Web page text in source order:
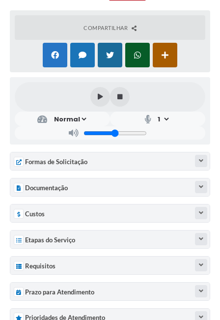
COMPARTILHAR
Formas de Solicitação
Documentação
Custos
Etapas do Serviço
Requisitos
Prazo para Atendimento
Prioridades de Atendimento